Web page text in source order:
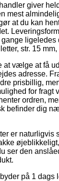
giver
mest
at du kan
str. 15
vælge at få
adresse.
prisbillig,
for fragt
ordren,
befinder dig
er naturligvis
ser den
på 1 dags